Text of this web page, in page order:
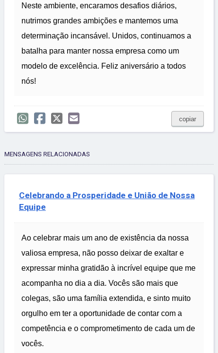
Neste ambiente, encaramos desafios diários,
nutrimos grandes ambições e mantemos uma
determinação incansável. Unidos, continuamos a
batalha para manter nossa empresa como um
modelo de excelência. Feliz aniversário a todos
nós!
copiar
MENSAGENS RELACIONADAS
Celebrando a Prosperidade e União de Nossa
Equipe
Ao celebrar mais um ano de existência da nossa
valiosa empresa, não posso deixar de exaltar e
expressar minha gratidão à incrível equipe que me
acompanha no dia a dia. Vocês são mais que
colegas, são uma família extendida, e sinto muito
orgulho em ter a oportunidade de contar com a
competência e o comprometimento de cada um de
vocês.